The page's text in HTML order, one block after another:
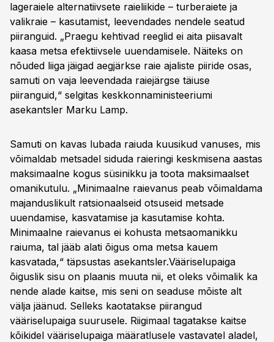
lageraiele alternatiivsete raieliikide – turberaiete ja
valikraie – kasutamist, leevendades nendele seatud
piiranguid. „Praegu kehtivad reeglid ei aita piisavalt
kaasa metsa efektiivsele uuendamisele. Näiteks on
nõuded liiga jäigad aegjärkse raie ajaliste piiride osas,
samuti on vaja leevendada raiejärgse täiuse
piiranguid,“ selgitas keskkonnaministeeriumi
asekantsler Marku Lamp.
Samuti on kavas lubada raiuda kuusikud vanuses, mis
võimaldab metsadel siduda raieringi keskmisena aastas
maksimaalne kogus süsinikku ja toota maksimaalset
omanikutulu. „Minimaalne raievanus peab võimaldama
majanduslikult ratsionaalseid otsuseid metsade
uuendamise, kasvatamise ja kasutamise kohta.
Minimaalne raievanus ei kohusta metsaomanikku
raiuma, tal jääb alati õigus oma metsa kauem
kasvatada,“ täpsustas asekantsler.Vääriselupaiga
õiguslik sisu on plaanis muuta nii, et oleks võimalik ka
nende alade kaitse, mis seni on seaduse mõiste alt
välja jäänud. Selleks kaotatakse piirangud
vääriselupaiga suurusele. Riigimaal tagatakse kaitse
kõikidel vääriselupaiga määratlusele vastavatel aladel,